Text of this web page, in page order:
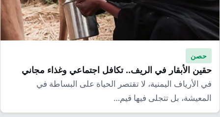
قضايا
معيشة
انفوجرافيك
قصص رقمية
تقارير صور
فيديو
حصن
حقين الأبقار في الريف.. تكافل اجتماعي وغذاء مجاني
في الأرياف اليمنية، لا تقتصر الحياة على البساطة في
المعيشة، بل تتجلى فيها قيم…